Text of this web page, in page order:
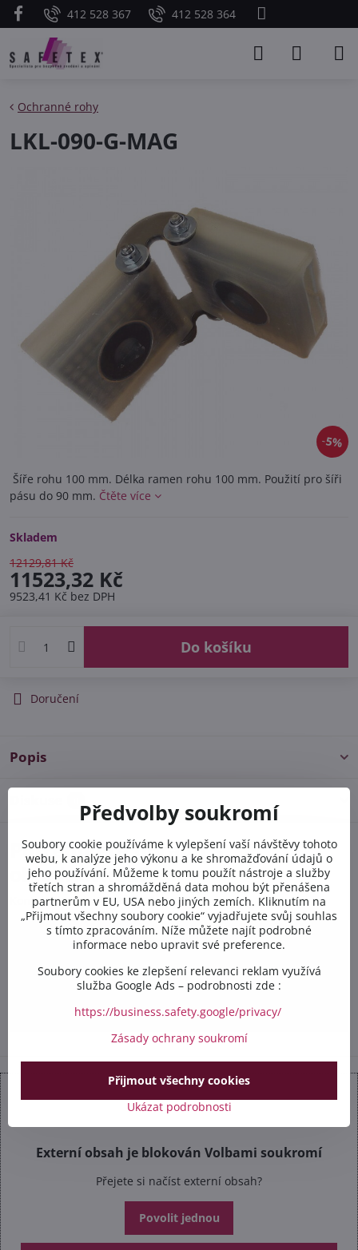
412 528 367 412 528 364
5%
Ochranné rohy
LKL-090-G-MAG
Šíře rohu 100 mm. Délka ramen rohu 100 mm. Použití pro šíři
pásu do 90 mm. Čtěte více
Skladem
12129,81 Kč
11523,32 Kč
9523,41 Kč bez DPH
Do košíku
Doručení
Popis
Potřebujete poradit s
objednávkou?
Kontaktujte nás PO-PÁ 8:00 - 16:00:
+420 412 528 367
+420 602 284 314
info​@safetex​.cz
Externí obsah je blokován Volbami soukromí
Přejete si načíst externí obsah?
Povolit jednou
Předvolby soukromí
Soubory cookie používáme k vylepšení vaší návštěvy tohoto
webu, k analýze jeho výkonu a ke shromažďování údajů o
jeho používání. Můžeme k tomu použít nástroje a služby
třetích stran a shromážděná data mohou být přenášena
partnerům v EU, USA nebo jiných zemích. Kliknutím na
„Přijmout všechny soubory cookie“ vyjadřujete svůj souhlas
s tímto zpracováním. Níže můžete najít podrobné
informace nebo upravit své preference.
Soubory cookies ke zlepšení relevanci reklam využívá
služba Google Ads – podrobnosti zde :
https://business.safety.google/privacy/
Zásady ochrany soukromí
Ukázat podrobnosti
Přijmout všechny cookies